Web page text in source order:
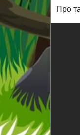
Про